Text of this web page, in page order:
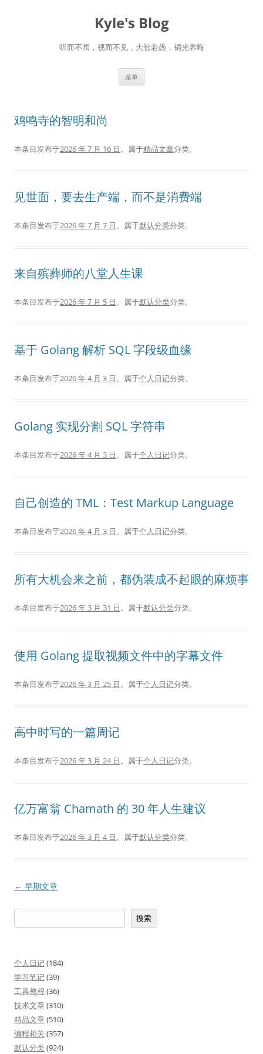
Kyle's Blog
听而不闻，视而不见，大智若愚，韬光养晦
菜单
鸡鸣寺的智明和尚
本条目发布于2026 年 7 月 16 日。属于精品文章分类。
见世面，要去生产端，而不是消费端
本条目发布于2026 年 7 月 7 日。属于默认分类分类。
来自殡葬师的八堂人生课
本条目发布于2026 年 7 月 5 日。属于默认分类分类。
基于 Golang 解析 SQL 字段级血缘
本条目发布于2026 年 4 月 3 日。属于个人日记分类。
Golang 实现分割 SQL 字符串
本条目发布于2026 年 4 月 3 日。属于个人日记分类。
自己创造的 TML：Test Markup Language
本条目发布于2026 年 4 月 3 日。属于个人日记分类。
所有大机会来之前，都伪装成不起眼的麻烦事
本条目发布于2026 年 3 月 31 日。属于默认分类分类。
使用 Golang 提取视频文件中的字幕文件
本条目发布于2026 年 3 月 25 日。属于个人日记分类。
高中时写的一篇周记
本条目发布于2026 年 3 月 24 日。属于个人日记分类。
亿万富翁 Chamath 的 30 年人生建议
本条目发布于2026 年 3 月 4 日。属于默认分类分类。
文
← 早期文章
索
搜索
个人日记(184)
学习笔记(39)
工具教程 (36)
技术文章 (310)
精品文章 (510)
编程相关 (357)
默认分类(924)